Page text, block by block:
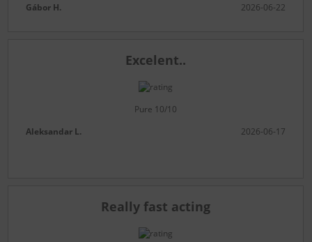
Gábor H.
2026-06-22
Excelent..
Pure 10/10
Aleksandar L.
2026-06-17
Really fast acting